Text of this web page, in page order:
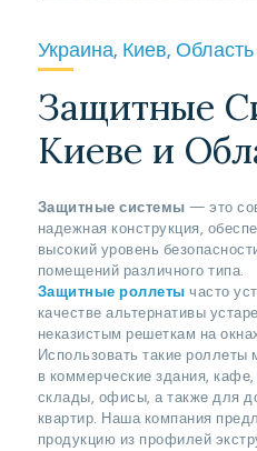
Украина, Киев, Область
Защитные
Киеве и
Защитные системы — это
надежная конструкция,
высокий уровень
помещений различного типа.
Защитные роллеты часто
качестве альтернативы
неказистым решеткам на
Использовать такие роллеты
в коммерческие здания, кафе,
склады, офисы, а также для
квартир. Наша компания
продукцию из профилей